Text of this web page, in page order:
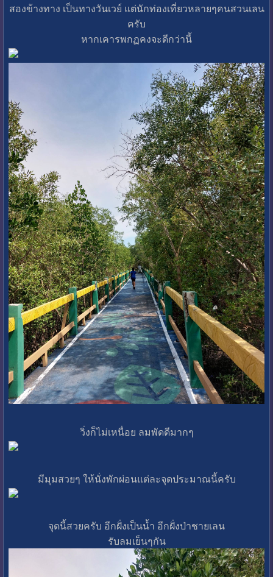
สองข้างทาง เป็นทางวันเวย์ แต่นักท่องเที่ยวหลายๆคนสวนเลน
ครับ
หากเคารพกฏคงจะดีกว่านี้
วิ่งก็ไม่เหนื่อย ลมพัดดีมากๆ
มีมุมสวยๆ ให้นั่งพักผ่อนแต่ละจุดประมาณนี้ครับ
จุดนี้สวยครับ อีกฝั่งเป็นน้ำ อีกฝั่งป่าชายเลน
รับลมเย็นๆกัน